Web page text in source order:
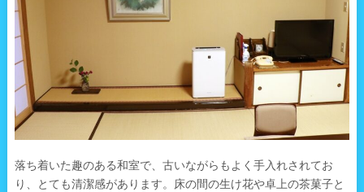
落ち着いた趣のある和室で、古いながらもよく手入れされてお
り、とても清潔感があります。床の間の生け花や卓上の茶菓子と